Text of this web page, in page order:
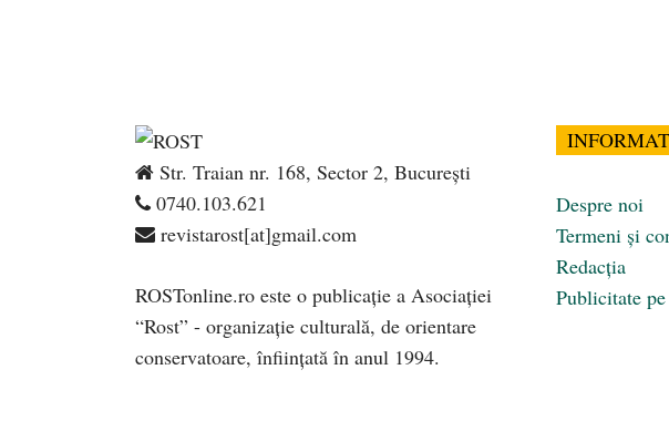
Str. Traian nr. 168, Sector 2, București
0740.103.621
revistarost[at]gmail.com
ROSTonline.ro este o publicaţie a Asociaţiei
“Rost” - organizaţie culturală, de orientare
conservatoare, înfiinţată în anul 1994.
Despre noi
Termeni și
Redacția
Publicitate